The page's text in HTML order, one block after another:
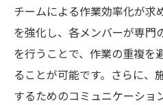
チームによる作業効率化が求
を強化し、各メンバーが専門
を行うことで、作業の重複を
ることが可能です。さらに、
するためのコミュニケーショ